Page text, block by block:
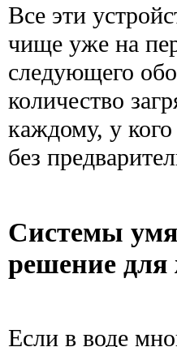
Все эти
чище уже на
следующего
количество
каждому, у
без
Системы
решение
Если в воде